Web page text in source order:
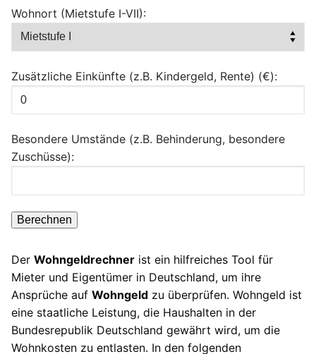
Wohnort (Mietstufe I-VII):
Zusätzliche Einkünfte (z.B. Kindergeld, Rente) (€):
Besondere Umstände (z.B. Behinderung, besondere
Zuschüsse):
Berechnen
Der Wohngeldrechner ist ein hilfreiches Tool für
Mieter und Eigentümer in Deutschland, um ihre
Ansprüche auf Wohngeld zu überprüfen. Wohngeld ist
eine staatliche Leistung, die Haushalten in der
Bundesrepublik Deutschland gewährt wird, um die
Wohnkosten zu entlasten. In den folgenden